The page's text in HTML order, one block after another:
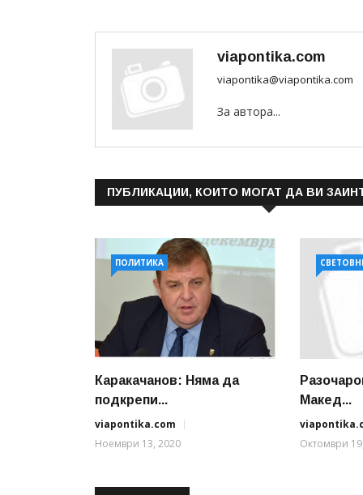
viapontika.com
viapontika@viapontika.com
За автора...
ПУБЛИКАЦИИ, КОИТО МОГАТ ДА ВИ
ПОЛИТИКА
Каракачанов: Няма да
подкрепи...
viapontika.com
Ноември 13, 2020
Макед...
Октомври